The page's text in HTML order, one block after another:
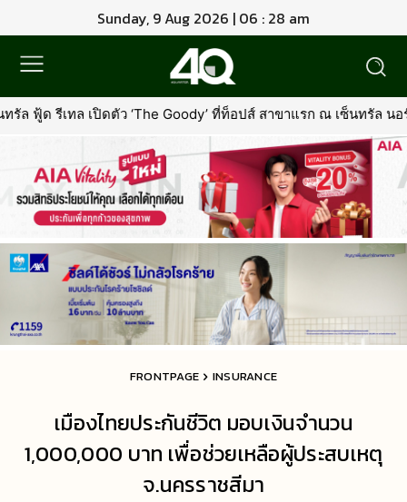
Sunday, 9 Aug 2026 | 06 : 28 am
Goody’ ที่ท็อปส์ สาขาแรก ณ เซ็นทรัล นอร์ทวิลล์พร้อมรุกตลาด
FRONTPAGE INSURANCE
เมืองไทยประกันชีวิต มอบเงินจำนวน
1,000,000 บาท เพื่อช่วยเหลือผู้ประสบเหตุ
จ.นครราชสีมา